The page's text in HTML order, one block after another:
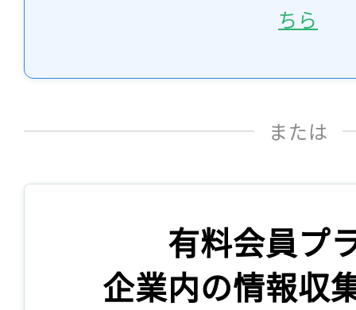
ちら
または
有料会員プ
企業内の情報収